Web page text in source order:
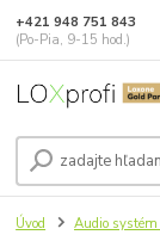
+421 948 751 843
(Po-Pia, 9-15 hod.)
Úvod Audio